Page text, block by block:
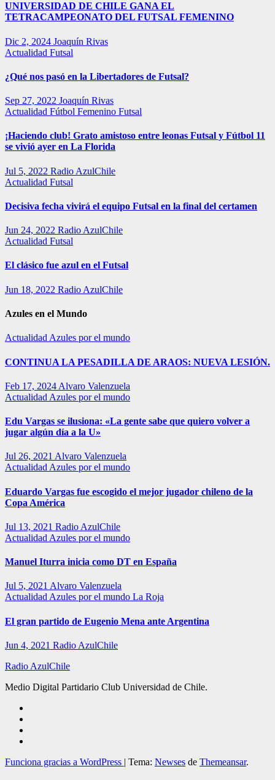
UNIVERSIDAD DE CHILE GANA EL
TETRACAMPEONATO DEL FUTSAL FEMENINO
Dic 2, 2024 Joaquín Rivas
Actualidad Futsal
¿Qué nos pasó en la Libertadores de Futsal?
Sep 27, 2022 Joaquín Rivas
Actualidad Fútbol Femenino Futsal
¡Haciendo club! Grato amistoso entre leonas Futsal y Fútbol 11
se vivió ayer en La Florida
Jul 5, 2022 Radio AzulChile
Actualidad Futsal
Decisiva fecha vivirá el equipo Futsal en la final del certamen
Jun 24, 2022 Radio AzulChile
Actualidad Futsal
El clásico fue azul en el Futsal
Jun 18, 2022 Radio AzulChile
Azules en el Mundo
Actualidad Azules por el mundo
CONTINUA LA PESADILLA DE ARAOS: NUEVA LESIÓN.
Feb 17, 2024 Alvaro Valenzuela
Actualidad Azules por el mundo
Edu Vargas se ilusiona: «La gente sabe que quiero volver a
jugar algún día a la U»
Jul 26, 2021 Alvaro Valenzuela
Actualidad Azules por el mundo
Eduardo Vargas fue escogido el mejor jugador chileno de la
Copa América
Jul 13, 2021 Radio AzulChile
Actualidad Azules por el mundo
Manuel Iturra inicia como DT en España
Jul 5, 2021 Alvaro Valenzuela
Actualidad Azules por el mundo La Roja
El gran partido de Eugenio Mena ante Argentina
Jun 4, 2021 Radio AzulChile
Radio AzulChile
Medio Digital Partidario Club Universidad de Chile.
Funciona gracias a WordPress | Tema: Newses de Themeansar.